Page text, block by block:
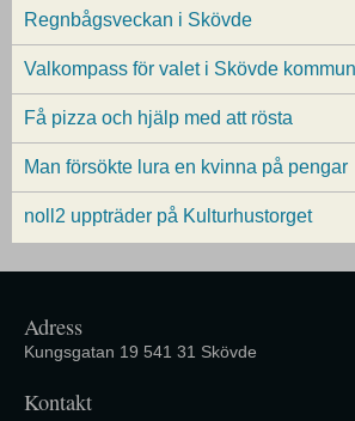
Regnbågsveckan i Skövde
Valkompass för valet i Skövde kommun
Få pizza och hjälp med att rösta
Man försökte lura en kvinna på pengar
noll2 uppträder på Kulturhustorget
Adress
Kungsgatan 19 541 31 Skövde
Kontakt